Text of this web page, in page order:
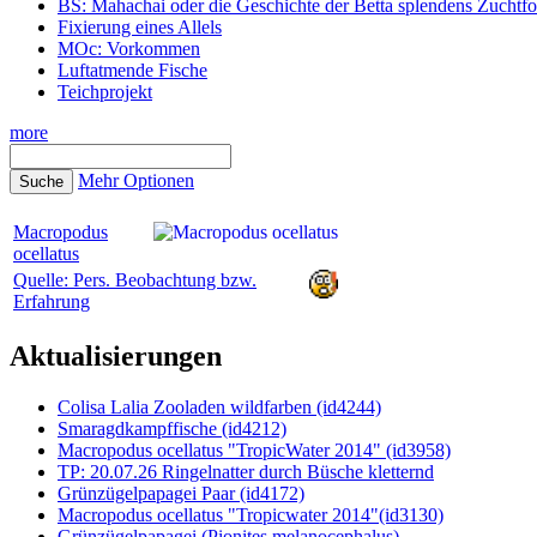
BS: Mahachai oder die Geschichte der Betta splendens
Fixierung eines Allels
MOc: Vorkommen
Luftatmende Fische
Teichprojekt
more
Mehr Optionen
Macropodus
ocellatus
Quelle: Pers. Beobachtung bzw.
Erfahrung
Aktualisierungen
Colisa Lalia Zooladen wildfarben (id4244)
Smaragdkampffische (id4212)
Macropodus ocellatus "TropicWater 2014" (id3958)
TP: 20.07.26 Ringelnatter durch Büsche kletternd
Grünzügelpapagei Paar (id4172)
Macropodus ocellatus "Tropicwater 2014"(id3130)